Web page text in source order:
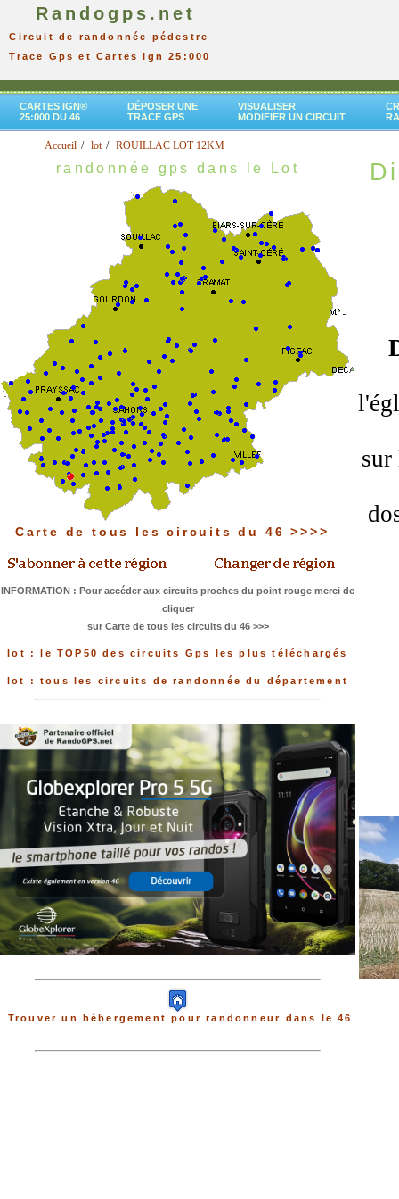
Randogps.net
Circuit de randonnée pédestre
Trace Gps et Cartes Ign 25:000
CARTES IGN®
25:000 DU 46
DÉPOSER UNE
TRACE GPS
VISUALISER
MODIFIER UN CIRCUIT
Accueil lot ROUILLAC LOT 12KM
randonnée gps dans le Lot
Carte de tous les circuits du 46 >>>>
INFORMATION : Pour accéder aux circuits proches du point rouge merci de
cliquer
sur Carte de tous les circuits du 46 >>>
lot : le TOP50 des circuits Gps les plus téléchargés
lot : tous les circuits de randonnée du département
Trouver un hébergement pour randonneur dans le 46
sur